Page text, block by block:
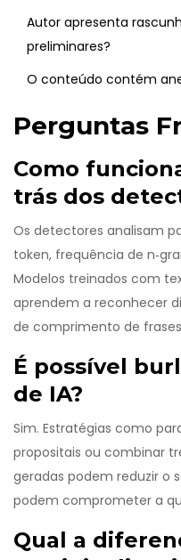
Autor apresenta
preliminares?
O conteúdo contém
Perguntas
Como
trás dos
Os detectores analisam
token, frequência de
Modelos treinados com
aprendem a reconhecer
de comprimento de
É possível
de IA?
Sim. Estratégias como
propositais ou combinar
geradas podem reduzir o
podem comprometer a
Qual a